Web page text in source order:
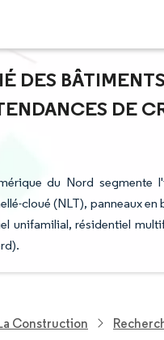
DES
DE
du Nord segmente
cloué (NLT), panneaux
unifamilial, résidentiel
Construction